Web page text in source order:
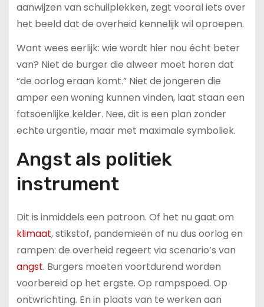
aanwijzen van schuilplekken, zegt vooral iets over
het beeld dat de overheid kennelijk wil oproepen.
Want wees eerlijk: wie wordt hier nou écht beter
van? Niet de burger die alweer moet horen dat
“de oorlog eraan komt.” Niet de jongeren die
amper een woning kunnen vinden, laat staan een
fatsoenlijke kelder. Nee, dit is een plan zonder
echte urgentie, maar met maximale symboliek.
Angst als politiek
instrument
Dit is inmiddels een patroon. Of het nu gaat om
klimaat, stikstof, pandemieën of nu dus oorlog en
rampen: de overheid regeert via scenario’s van
angst. Burgers moeten voortdurend worden
voorbereid op het ergste. Op rampspoed. Op
ontwrichting. En in plaats van te werken aan